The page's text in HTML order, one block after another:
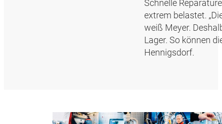
Schnelle
extrem belastet.
weiß Meyer.
Lager. So können
Hennigsdorf.